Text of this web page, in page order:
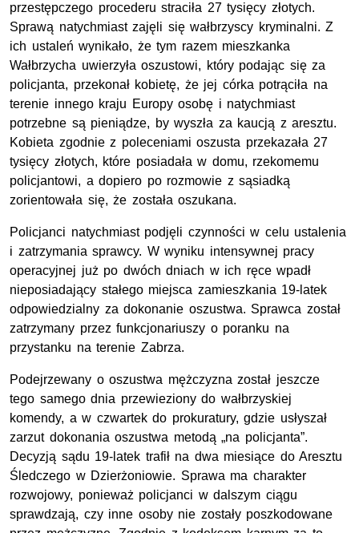
przestępczego procederu straciła 27 tysięcy złotych.
Sprawą natychmiast zajęli się wałbrzyscy kryminalni. Z
ich ustaleń wynikało, że tym razem mieszkanka
Wałbrzycha uwierzyła oszustowi, który podając się za
policjanta, przekonał kobietę, że jej córka potrąciła na
terenie innego kraju Europy osobę i natychmiast
potrzebne są pieniądze, by wyszła za kaucją z aresztu.
Kobieta zgodnie z poleceniami oszusta przekazała 27
tysięcy złotych, które posiadała w domu, rzekomemu
policjantowi, a dopiero po rozmowie z sąsiadką
zorientowała się, że została oszukana.
Policjanci natychmiast podjęli czynności w celu ustalenia
i zatrzymania sprawcy. W wyniku intensywnej pracy
operacyjnej już po dwóch dniach w ich ręce wpadł
nieposiadający stałego miejsca zamieszkania 19-latek
odpowiedzialny za dokonanie oszustwa. Sprawca został
zatrzymany przez funkcjonariuszy o poranku na
przystanku na terenie Zabrza.
Podejrzewany o oszustwa mężczyzna został jeszcze
tego samego dnia przewieziony do wałbrzyskiej
komendy, a w czwartek do prokuratury, gdzie usłyszał
zarzut dokonania oszustwa metodą „na policjanta”.
Decyzją sądu 19-latek trafił na dwa miesiące do Aresztu
Śledczego w Dzierżoniowie. Sprawa ma charakter
rozwojowy, ponieważ policjanci w dalszym ciągu
sprawdzają, czy inne osoby nie zostały poszkodowane